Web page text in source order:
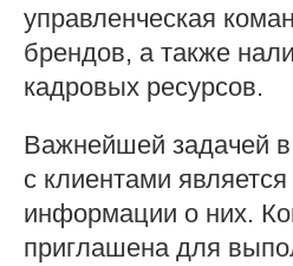
управленческая
брендов, а также
кадровых ресурсов.
Важнейшей задачей
с клиентами
информации о них.
приглашена для